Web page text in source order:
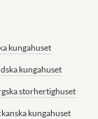
kungahuset
kungahuset
storhertighuset
kungahuset